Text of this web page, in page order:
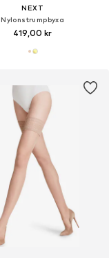
NEXT
Nylonstrumpbyxa
419,00 kr